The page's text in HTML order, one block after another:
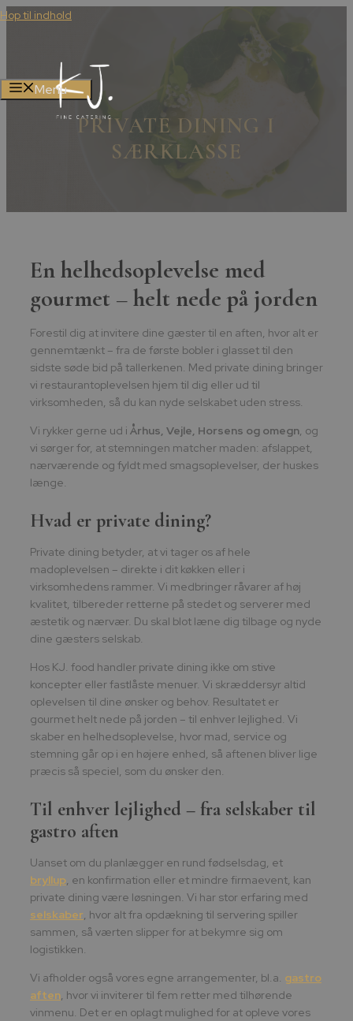
Hop til indhold
Menu
PRIVATE DINING I
SÆRKLASSE
En helhedsoplevelse med
gourmet – helt nede på jorden
Forestil dig at invitere dine gæster til en aften, hvor alt er
gennemtænkt – fra de første bobler i glasset til den
sidste søde bid på tallerkenen. Med private dining bringer
vi restaurantoplevelsen hjem til dig eller ud til
virksomheden, så du kan nyde selskabet uden stress.
Vi rykker gerne ud i Århus, Vejle, Horsens og omegn, og
vi sørger for, at stemningen matcher maden: afslappet,
nærværende og fyldt med smagsoplevelser, der huskes
længe.
Hvad er private dining?
Private dining betyder, at vi tager os af hele
madoplevelsen – direkte i dit køkken eller i
virksomhedens rammer. Vi medbringer råvarer af høj
kvalitet, tilbereder retterne på stedet og serverer med
æstetik og nærvær. Du skal blot læne dig tilbage og nyde
dine gæsters selskab.
Hos KJ. food handler private dining ikke om stive
koncepter eller fastlåste menuer. Vi skræddersyr altid
oplevelsen til dine ønsker og behov. Resultatet er
gourmet helt nede på jorden – til enhver lejlighed. Vi
skaber en helhedsoplevelse, hvor mad, service og
stemning går op i en højere enhed, så aftenen bliver lige
præcis så speciel, som du ønsker den.
Til enhver lejlighed – fra selskaber til
gastro aften
Uanset om du planlægger en rund fødselsdag, et
bryllup, en konfirmation eller et mindre firmaevent, kan
private dining være løsningen. Vi har stor erfaring med
selskaber, hvor alt fra opdækning til servering spiller
sammen, så værten slipper for at bekymre sig om
logistikken.
Vi afholder også vores egne arrangementer, bl.a. gastro
aften, hvor vi inviterer til fem retter med tilhørende
vinmenu. Det er en oplagt mulighed for at opleve vores